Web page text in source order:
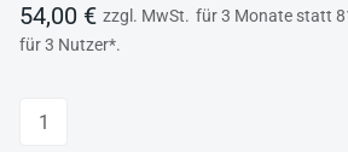
54,00 € zzgl. MwSt. für 3 Monate statt
für 3 Nutzer*.
Anzahl